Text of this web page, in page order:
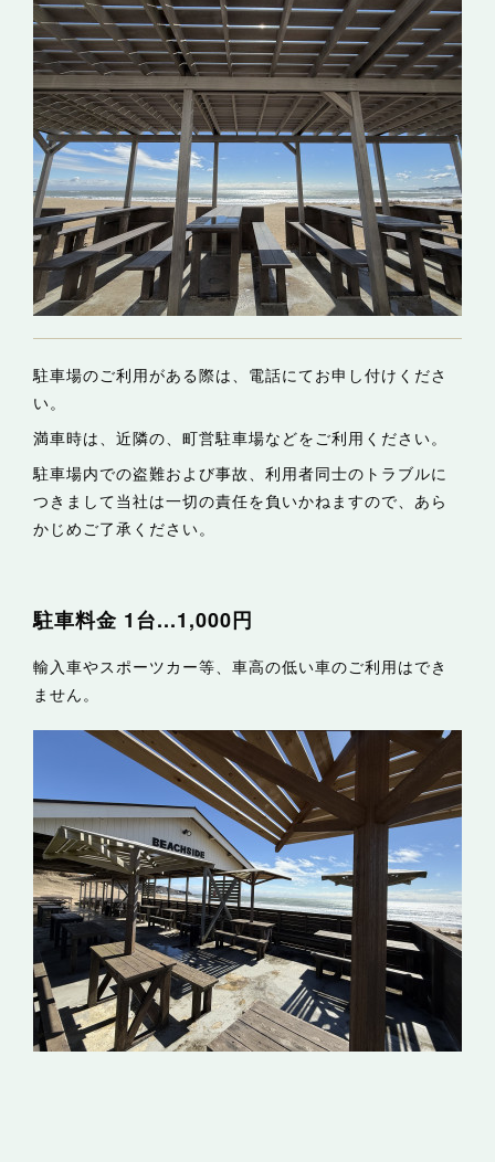
駐車場のご利用がある際は、電話にてお申し付けくださ
い。
満車時は、近隣の、町営駐車場などをご利用ください。
駐車場内での盗難および事故、利用者同士のトラブルに
つきまして当社は一切の責任を負いかねますので、あら
かじめご了承ください。
駐車料金 1台...1,000円
輸入車やスポーツカー等、車高の低い車のご利用はでき
ません。